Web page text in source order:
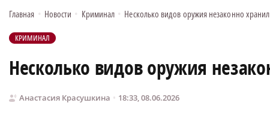
Главная • Новости • Криминал • Несколько видов оружия незаконно
КРИМИНАЛ
Несколько видов оружия
Анастасия Красушкина 18:33, 08.06.2026